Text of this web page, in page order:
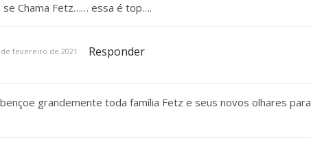
Chama Fetz…… essa é top….
de fevereiro de 2021 Responder
grandemente toda família Fetz e seus novos olhares para